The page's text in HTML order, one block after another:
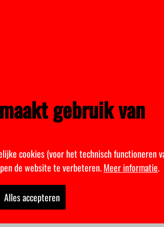
het invoeren van de NIS2-richtlijn)
waren deze kosten al bekend, voor OCW
soms is het juist goed nieuws. Hbo-
in deze voorjaarsnota. Dat is voor iedereen
ov-studentenkaart eerder dan voorzien in
aantal studenten in het hbo: de krimp slaat
zijn naar boven bijgesteld. Op
zien doordat het aantal Nederlandse
gedacht: het scheelt op termijn 40 miljoen
om allerlei redenen, een tegenvaller van
van 36 miljoen euro doordat minder
meestal lager uitvalt dan geraamd. Ook
zodat de ov-studentenkaart goedkoper
gebruik van
cookies (voor het technisch functioneren
de website te verbeteren.Meer informatie.
Alles accepteren